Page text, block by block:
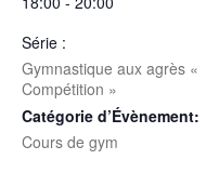
Série :
Gymnastique aux agrès «
Compétition »
Catégorie d’Évènement:
Cours de gym